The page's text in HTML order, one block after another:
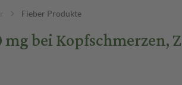
Fieber Produkte
bei Kopfschmerzen,